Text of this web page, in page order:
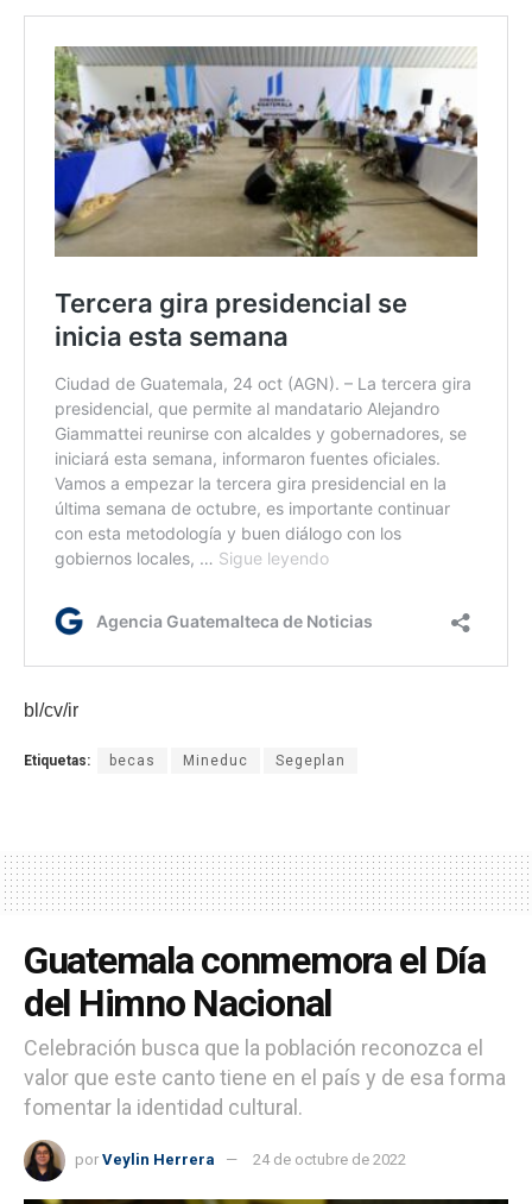
bl/cv/ir
Etiquetas: becas Mineduc Segeplan
Guatemala conmemora el Día
del Himno Nacional
Celebración busca que la población reconozca el
valor que este canto tiene en el país y de esa forma
fomentar la identidad cultural.
por Veylin Herrera 24 de octubre de 2022